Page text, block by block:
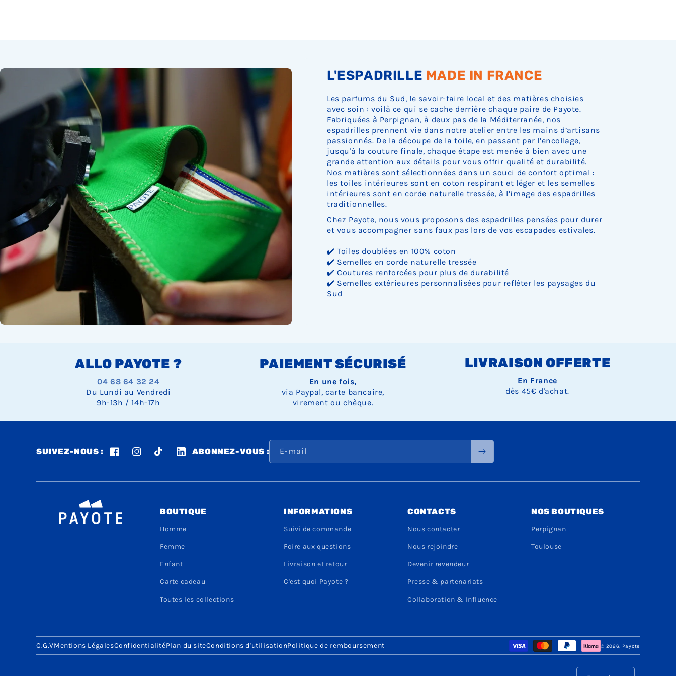
L'ESPADRILLE MADE IN FRANCE
Les parfums du Sud, le savoir-faire local et des matières choisies
avec soin : voilà ce qui se cache derrière chaque paire de Payote.
Fabriquées à Perpignan, à deux pas de la Méditerranée, nos
espadrilles prennent vie dans notre atelier entre les mains d’artisans
passionnés. De la découpe de la toile, en passant par l’encollage,
jusqu'à la couture finale, chaque étape est menée à bien avec une
grande attention aux détails pour vous offrir qualité et durabilité.
Nos matières sont sélectionnées dans un souci de confort optimal :
les toiles intérieures sont en coton respirant et léger et les semelles
intérieures sont en corde naturelle tressée, à l’image des espadrilles
traditionnelles.
Chez Payote, nous vous proposons des espadrilles pensées pour durer
et vous accompagner sans faux pas lors de vos escapades estivales.
✔️ Toiles doublées en 100% coton
✔️ Semelles en corde naturelle tressée
✔️ Coutures renforcées pour plus de durabilité
✔️ Semelles extérieures personnalisées pour refléter les paysages du
Sud
ALLO PAYOTE ?
04 68 64 32 24
Du Lundi au Vendredi
9h-13h / 14h-17h
PAIEMENT SÉCURISÉ
En une fois,
via Paypal, carte bancaire,
virement ou chèque.
LIVRAISON OFFERTE
En France
dès 45€ d'achat.
SUIVEZ-NOUS : FacebookInstagramTikTok LinkedInABONNEZ-VOUS : E-mail
BOUTIQUE
Homme
Femme
Enfant
Carte cadeau
Toutes les collections
INFORMATIONS
Suivi de commande
Foire aux questions
Livraison et retour
C'est quoi Payote ?
CONTACTS
Nous contacter
Nous rejoindre
Devenir revendeur
Presse & partenariats
Collaboration & Influence
NOS BOUTIQUES
Perpignan
Toulouse
C.G.VMentions LégalesConfidentialitéPlan du siteConditions d'utilisationPolitique de remboursement
Moyens
de
© 2026, Payote